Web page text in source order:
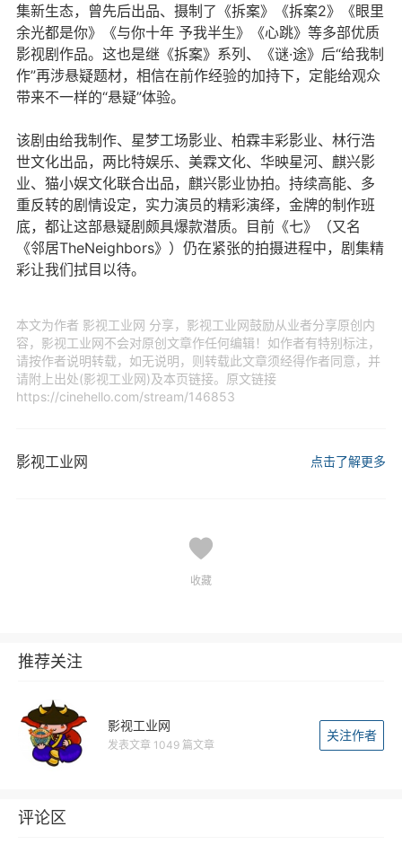
集新生态，曾先后出品、摄制了《拆案》《拆案2》《眼里
余光都是你》《与你十年 予我半生》《心跳》等多部优质
影视剧作品。这也是继《拆案》系列、《谜·途》后“给我制
作”再涉悬疑题材，相信在前作经验的加持下，定能给观众
带来不一样的“悬疑”体验。
该剧由给我制作、星梦工场影业、柏霖丰彩影业、林行浩
世文化出品，两比特娱乐、美霖文化、华映星河、麒兴影
业、猫小娱文化联合出品，麒兴影业协拍。持续高能、多
重反转的剧情设定，实力演员的精彩演绎，金牌的制作班
底，都让这部悬疑剧颇具爆款潜质。目前《七》（又名
《邻居TheNeighbors》）仍在紧张的拍摄进程中，剧集精
彩让我们拭目以待。
本文为作者 影视工业网 分享，影视工业网鼓励从业者分享原创内
容，影视工业网不会对原创文章作任何编辑！如作者有特别标注，
请按作者说明转载，如无说明，则转载此文章须经得作者同意，并
请附上出处(影视工业网)及本页链接。原文链接
https://cinehello.com/stream/146853
影视工业网 点击了解更多
收藏
推荐关注
影视工业网
发表文章 1049 篇文章
关注作者
评论区